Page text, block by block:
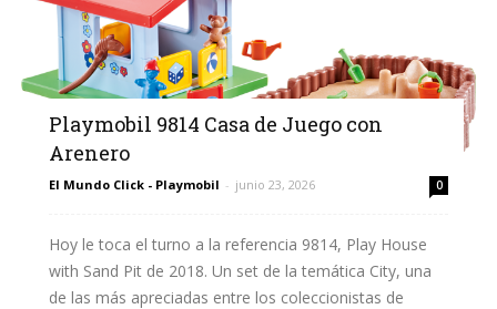
Playmobil 9814 Casa de Juego con
Arenero
El Mundo Click - Playmobil - junio 23, 2026 0
Hoy le toca el turno a la referencia 9814, Play House
with Sand Pit de 2018. Un set de la temática City, una
de las más apreciadas entre los coleccionistas de